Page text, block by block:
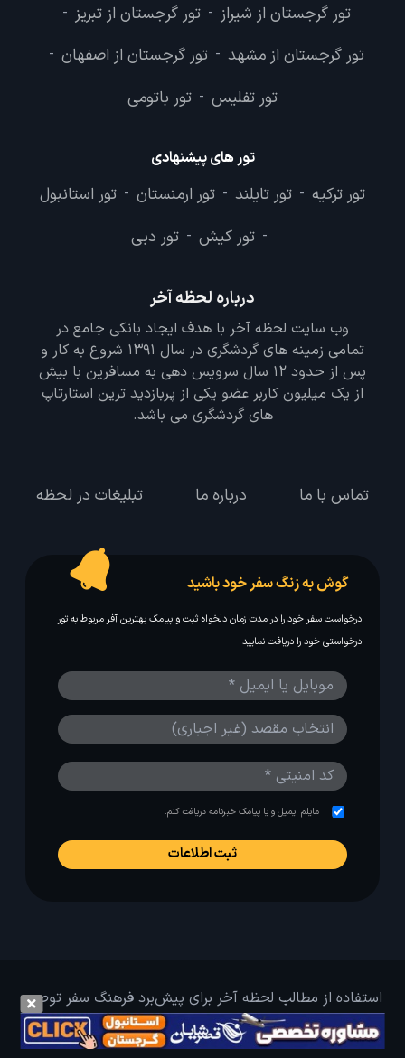
تور گرجستان از شیراز - تور گرجستان از تبریز -
تور گرجستان از مشهد - تور گرجستان از اصفهان -
تور تفلیس - تور باتومی
تور های پیشنهادی
تور ترکیه - تور تایلند - تور ارمنستان - تور استانبول
- تور کیش - تور دبی
درباره لحظه آخر
وب سایت لحظه آخر با هدف ایجاد بانکی جامع در
تمامی زمینه های گردشگری در سال 1391 شروع به کار و
پس از حدود 12 سال سرویس دهی به مسافرین با بیش
از یک میلیون کاربر عضو یکی از پربازدید ترین استارتاپ
های گردشگری می باشد.
تماس با ما درباره ما تبلیغات در لحظه
گوش به زنگ سفر خود باشید
درخواست سفر خود را در مدت زمان دلخواه ثبت و پیامک بهترین آفر مربوط به تور
درخواستی خود را دریافت نمایید
مایلم ایمیل و یا پیامک خبرنامه دریافت کنم.
استفاده از مطالب لحظه آخر برای پیش‌برد فرهنگ سفر توصیه
می‌شود. 1403-1391@